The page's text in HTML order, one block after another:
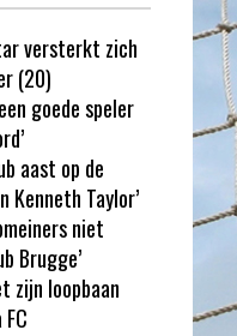
versterkt zich
(20)
goede speler
aast op de
Kenneth Taylor’
niet
Brugge’
zijn loopbaan